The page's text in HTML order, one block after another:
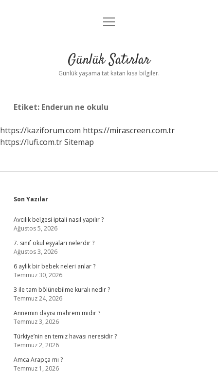
Anasayfa
Yasal Uyarı
menüyü
Günlük Satırlar
Günlük yaşama tat katan kısa bilgiler.
Etiket: Enderun ne okulu
https://kaziforum.com https://mirascreen.com.tr
https://lufi.com.trSitemap
Sidebar
Son Yazılar
Avcılık belgesi iptali nasıl yapılır ?
Ağustos 5, 2026
7. sınıf okul eşyaları nelerdir ?
Ağustos 3, 2026
6 aylık bir bebek neleri anlar ?
Temmuz 30, 2026
3 ile tam bölünebilme kuralı nedir ?
Temmuz 24, 2026
Annemin dayısı mahrem midir ?
Temmuz 3, 2026
Türkiye’nin en temiz havası neresidir ?
Temmuz 2, 2026
Amca Arapça mı ?
Temmuz 1, 2026